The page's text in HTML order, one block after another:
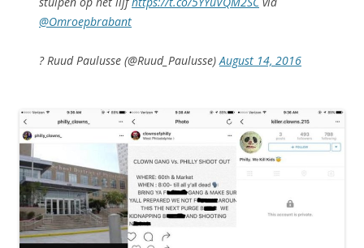
@Omroepbrabant
? Ruud Paulusse (@Ruud_Paulusse) August 14, 2016